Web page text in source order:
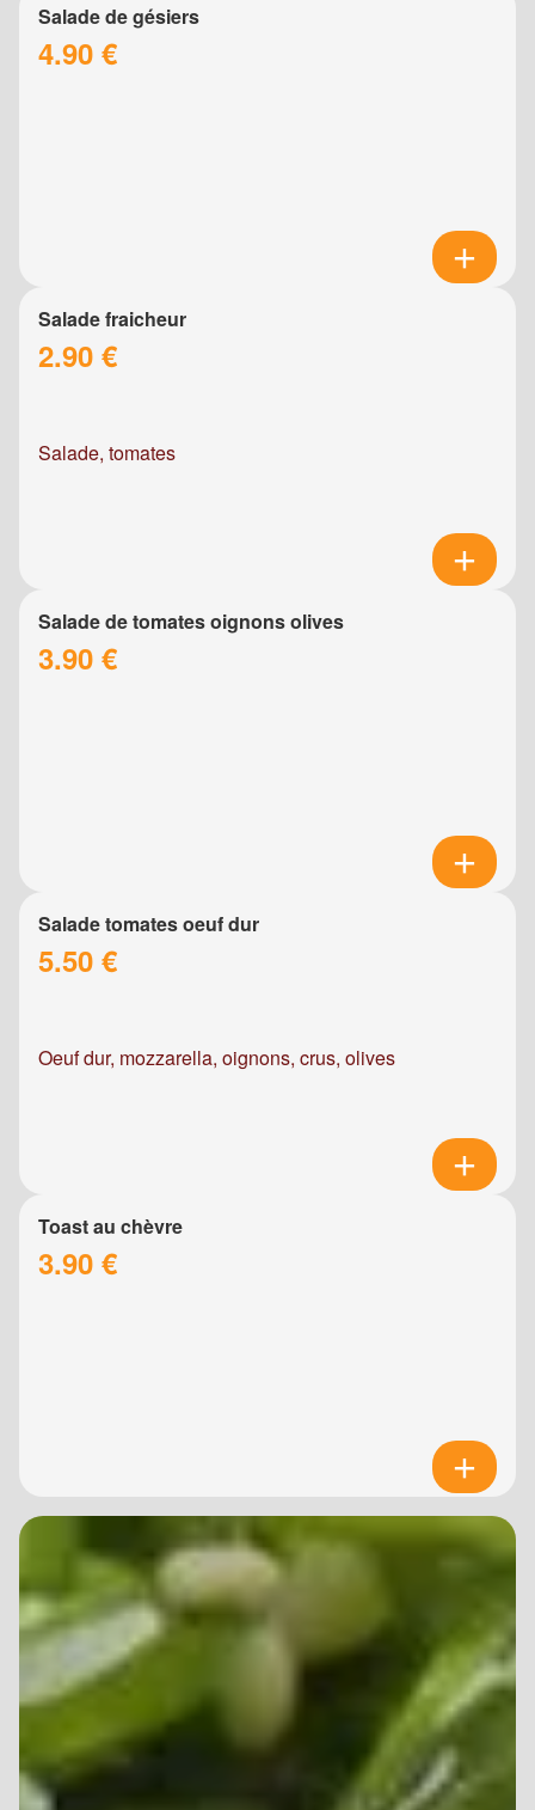
Salade de gésiers
4.90 €
Salade fraicheur
2.90 €
Salade, tomates
Salade de tomates oignons olives
3.90 €
Salade tomates oeuf dur
5.50 €
Oeuf dur, mozzarella, oignons, crus, olives
Toast au chèvre
3.90 €